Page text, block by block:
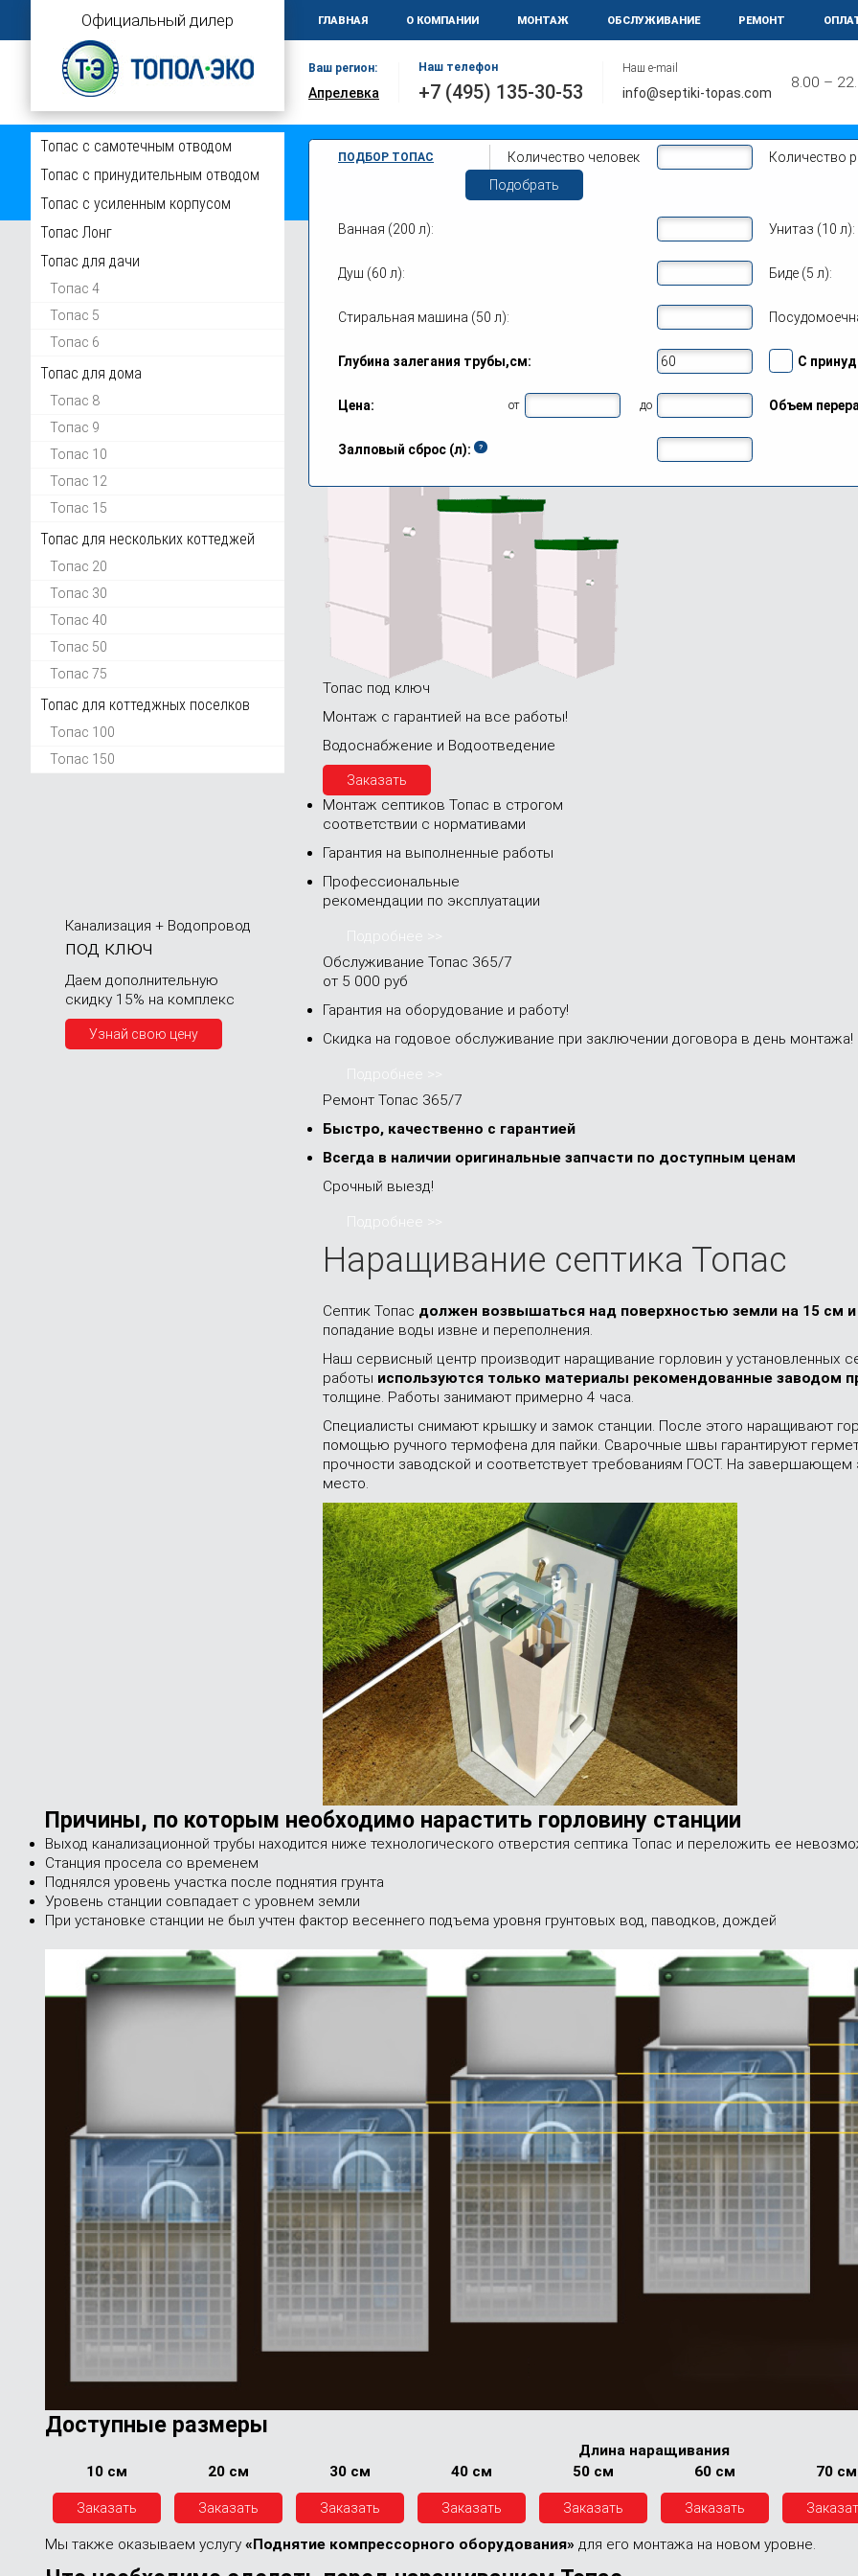
ГЛАВНАЯ О КОМПАНИИ МОНТАЖ ОБСЛУЖИВАНИЕ РЕМОНТ
Ваш регион:
Апрелевка
Наш телефон
+7 (495) 135-30-53
Наш e-mail
info@septiki-topas.com
8.00 –
ПОДБОР ТОПАС Количество человек
Количество
Подобрать
Ванная (200 л): Унитаз (10 л):
Душ (60 л): Биде (5 л):
Стиральная машина (50 л):
Глубина залегания трубы,см: С
Цена: от до Объем
Залповый сброс (л):
Официальный дилер
Топас с самотечным отводом
Топас с принудительным отводом
Топас с усиленным корпусом
Топас Лонг
Топас для дачи
Топас 4
Топас 5
Топас 6
Топас для дома
Топас 8
Топас 9
Топас 10
Топас 12
Топас 15
Топас для нескольких коттеджей
Топас 20
Топас 30
Топас 40
Топас 50
Топас 75
Топас для коттеджных поселков
Топас 100
Топас 150
Канализация + Водопровод
под ключ
Даем дополнительную
скидку 15% на комплекс
Узнай свою цену
Оплатите всего 10% от стоимости
И мы зарезервируем Ваш септик Топас на нашем складе по фиксированной
Установим Топас, когда скажете!
Зафиксировать цену
Топас под ключ
Монтаж с гарантией на все работы!
Водоснабжение и Водоотведение
Заказать
Монтаж септиков Топас в строгом
соответствии с нормативами
Гарантия на выполненные работы
Профессиональные
рекомендации по эксплуатации
Подробнее >>
Обслуживание Топас 365/7
от 5 000 руб
Гарантия на оборудование и работу!
Скидка на годовое обслуживание при заключении договора в день монтажа!
Подробнее >>
Ремонт Топас 365/7
Быстро, качественно с гарантией
Всегда в наличии оригинальные запчасти по доступным ценам
Срочный выезд!
Подробнее >>
Наращивание септика Топас
Септик Топас должен возвышаться над поверхностью земли на 15 см
попадание воды извне и переполнения.
Наш сервисный центр производит наращивание горловин у установленных
работы используются только материалы рекомендованные заводом
толщине. Работы занимают примерно 4 часа.
Специалисты снимают крышку и замок станции. После этого наращивают
помощью ручного термофена для пайки. Сварочные швы гарантируют
прочности заводской и соответствует требованиям ГОСТ. На
место.
Причины, по которым необходимо нарастить горловину станции
Выход канализационной трубы находится ниже технологического отверстия септика Топас и переложить ее
Станция просела со временем
Поднялся уровень участка после поднятия грунта
Уровень станции совпадает с уровнем земли
При установке станции не был учтен фактор весеннего подъема уровня грунтовых вод, паводков, дождей
Доступные размеры
Длина наращивания
10 см
20 см 30 см 40 см 50 см 60 см 70 см
Заказать Заказать Заказать Заказать Заказать Заказать
Мы также оказываем услугу «Поднятие компрессорного оборудования» для его монтажа на новом уровне.